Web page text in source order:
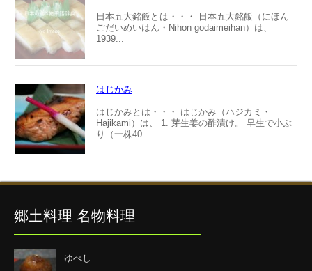
日本五大銘飯とは・・・ 日本五大銘飯（にほん
ごだいめいはん・Nihon godaimeihan）は、
1939...
はじかみ
はじかみとは・・・ はじかみ（ハジカミ・
Hajikami）は、 1. 芽生姜の酢漬け。 早生で小ぶ
り（一株40...
郷土料理 名物料理
ゆべし